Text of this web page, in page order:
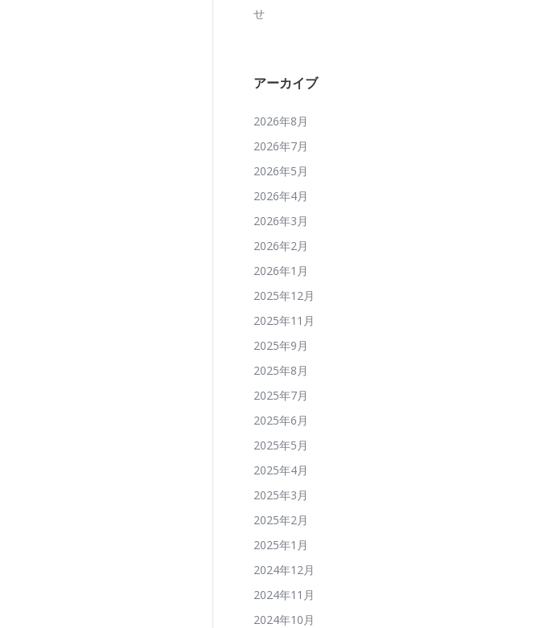
せ
アーカイブ
2026年8月
2026年7月
2026年5月
2026年4月
2026年3月
2026年2月
2026年1月
2025年12月
2025年11月
2025年9月
2025年8月
2025年7月
2025年6月
2025年5月
2025年4月
2025年3月
2025年2月
2025年1月
2024年12月
2024年11月
2024年10月